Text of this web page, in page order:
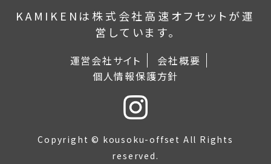
KAMIKENは株式会社高速オフセットが運
営しています。
運営会社サイト
会社概要
個人情報保護方針
Copyright © kousoku-offset All Rights
reserved.